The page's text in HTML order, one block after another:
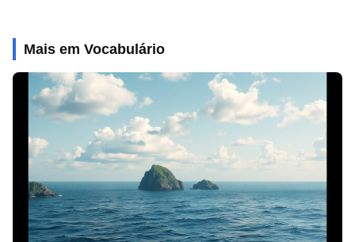
Mais em Vocabulário